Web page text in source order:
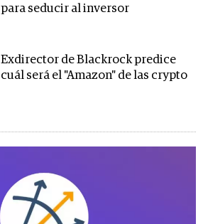
para seducir al inversor
Exdirector de Blackrock predice
cuál será el "Amazon" de las crypto